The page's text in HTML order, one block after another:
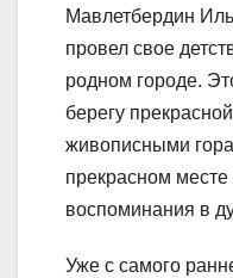
Мавлетбердин
провел свое
родном городе.
берегу
живописными
прекрасном месте
воспоминания в
Уже с самого